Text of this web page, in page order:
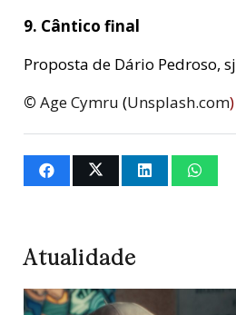
9. Cântico final
Proposta de Dário Pedroso, sj
© Age Cymru (Unsplash.com)
Atualidade